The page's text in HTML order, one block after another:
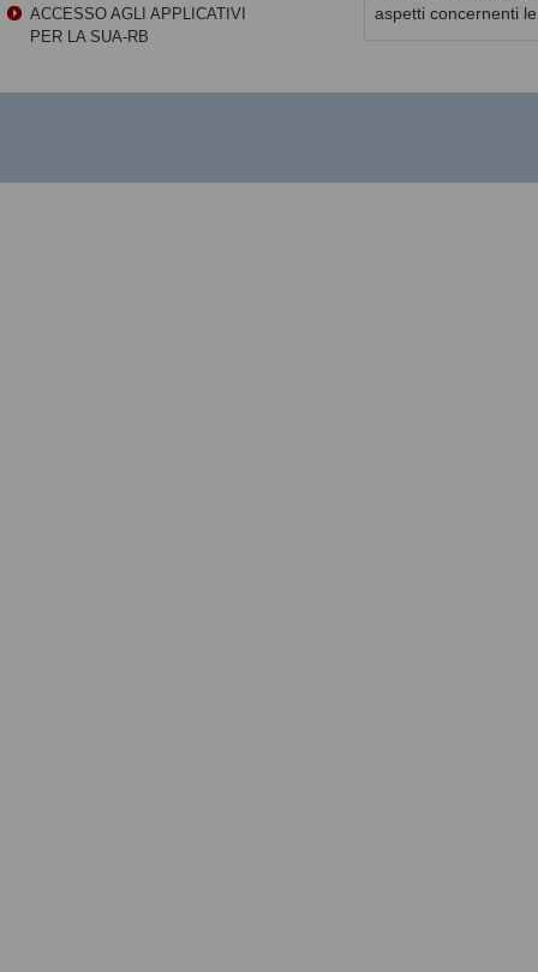
aspetti concernenti
ACCESSO AGLI APPLICATIVI
PER LA SUA-RB